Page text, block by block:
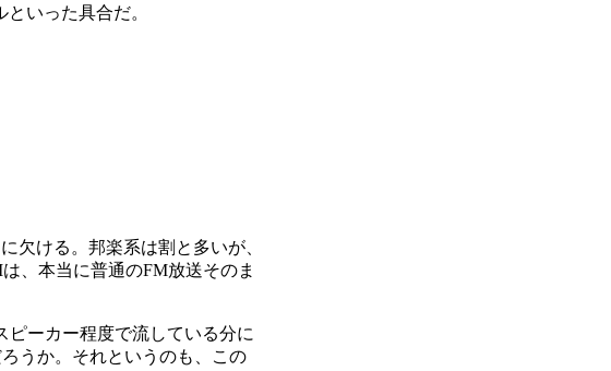
いった具合だ。
欠ける。邦楽系は割と多いが、
、本当に普通のFM放送そのま
ーカー程度で流している分に
うか。それというのも、この